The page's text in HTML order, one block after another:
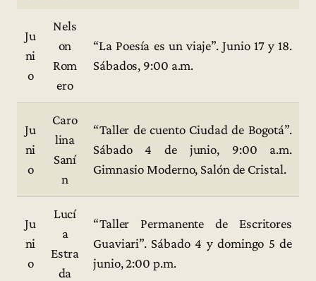
Ju
ni
o
Nels
on
Rom
ero
“La Poesía es un viaje”. Junio 17 y 18.
Sábados, 9:00 a.m.
Ju
ni
o
Caro
lina
Saní
n
“Taller de cuento Ciudad de Bogotá”.
Sábado 4 de junio, 9:00 a.m.
Gimnasio Moderno, Salón de Cristal.
Ju
ni
o
Lucí
a
Estra
da
“Taller Permanente de Escritores
Guaviari”. Sábado 4 y domingo 5 de
junio, 2:00 p.m.